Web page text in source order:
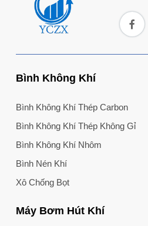
Bình Không Khí
Bình Không Khí Thép Carbon
Bình Không Khí Thép Không Gỉ
Bình Không Khí Nhôm
Bình Nén Khí
Xô Chống Bọt
Máy Bơm Hút Khí